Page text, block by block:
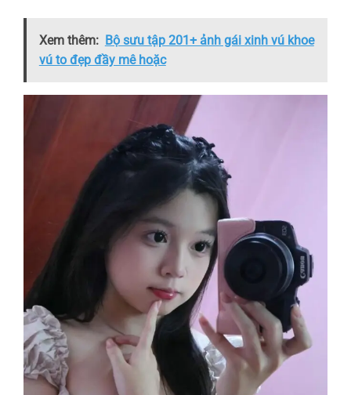
Xem thêm: Bộ sưu tập 201+ ảnh gái xinh vú khoe
vú to đẹp đầy mê hoặc